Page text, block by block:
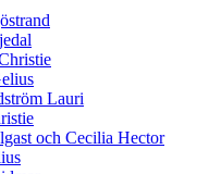
Lauri
och Cecilia Hector